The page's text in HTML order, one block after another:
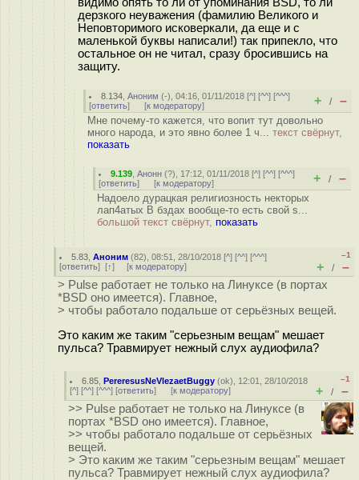
дерзкого неуважения (фамилию Великого и
Неповторимого исковеркали, да еще и с
маленькой буквы написали!) так припекло, что
остальное он не читал, сразу бросившись на
защиту.
8.134 ,Аноним (-), 04:16, 01/11/2018 [^] [^^] [^^^]
[ответить] [к модератору] + / –
Мне почему-то кажется, что вопит тут довольно
много народа, и это явно более 1 ч... текст свёрнут,
показать
9.139 ,Анонн (?), 17:12, 01/11/2018 [^] [^^] [^^^]
[ответить] [к модератору] + / –
Надоело дурацкая религиозность некторых
лап4атых В бздах вообще-то есть свой s...
большой текст свёрнут, показать
5.83 ,Аноним (82), 08:51, 28/10/2018 [^] [^^] [^^^]
[ответить] [↑] [к модератору]
–1
+ / –
> Pulse работает не только на Линуксе (в портах
*BSD оно имеется). Главное,
> чтобы работало подальше от серьёзных вещей.
Это каким же таким "серьезным вещам" мешает
пульса? Травмирует нежный слух аудиофила?
6.85 ,PereresusNeVlezaetBuggy (ok), 12:01, 28/10/2018
[^] [^^] [^^^] [ответить] [к модератору]
–1
+ / –
>> Pulse работает не только на Линуксе (в
портах *BSD оно имеется). Главное,
>> чтобы работало подальше от серьёзных
вещей.
> Это каким же таким "серьезным вещам" мешает
пульса? Травмирует нежный слух аудиофила?